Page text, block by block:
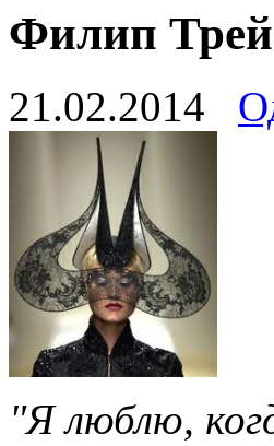
Филип
21.02.2014
"Я люблю,